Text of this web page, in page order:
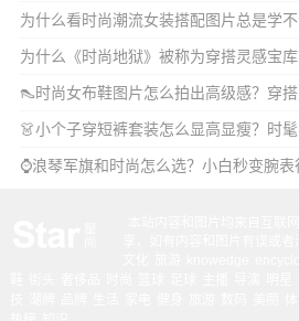
为什么看时尚潮流女装搭配图片总是学
get明星同款高级
为什么《时尚地狱》被称为穿搭灵感宝
搭技巧？
👠时尚女布鞋图片怎么拍出高级感？穿
👗小个子穿短裤套装怎么显高显瘦？时
⌚浪琴军旗和时尚怎么选？小白秒变腕表